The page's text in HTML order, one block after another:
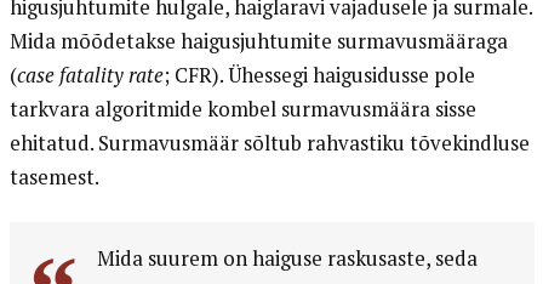
higusjuhtumite hulgale, haiglaravi vajadusele ja surmale.
Mida mõõdetakse haigusjuhtumite surmavusmääraga
(case fatality rate; CFR). Ühessegi haigusidusse pole
tarkvara algoritmide kombel surmavusmäära sisse
ehitatud. Surmavusmäär sõltub rahvastiku tõvekindluse
tasemest.
Mida suurem on haiguse raskusaste, seda